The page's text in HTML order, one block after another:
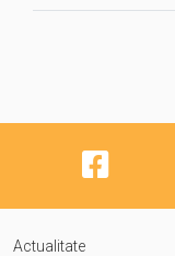
Actualitate